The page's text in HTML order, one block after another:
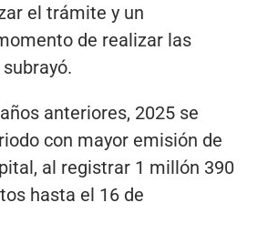
el trámite y un
de realizar las
anteriores, 2025 se
con mayor emisión de
al registrar 1 millón 390
hasta el 16 de